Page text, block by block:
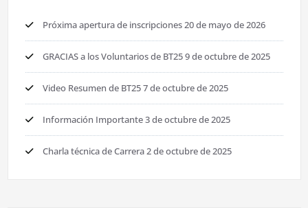
Próxima apertura de inscripciones20 de mayo de 2026
GRACIAS a los Voluntarios de BT259 de octubre de 2025
Video Resumen de BT257 de octubre de 2025
Información Importante3 de octubre de 2025
Charla técnica de Carrera2 de octubre de 2025